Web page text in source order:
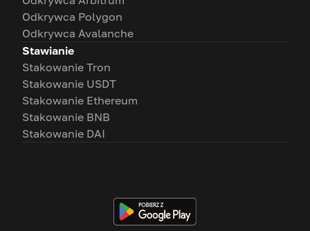
Odkrywca Polygon
Odkrywca Avalanche
Stawianie
Stakowanie Tron
Stakowanie USDT
Stakowanie Ethereum
Stakowanie BNB
Stakowanie DAI